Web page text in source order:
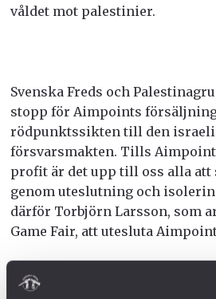
våldet mot palestinier.
Svenska Freds och
stopp för Aimpoints
rödpunktssikten till den
försvarsmakten. Tills
profit är det upp till oss alla att
genom uteslutning och
därför Torbjörn Larsson, som
Game Fair, att utesluta